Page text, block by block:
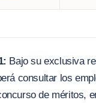
Bajo su exclusiva
consultar los
de méritos,